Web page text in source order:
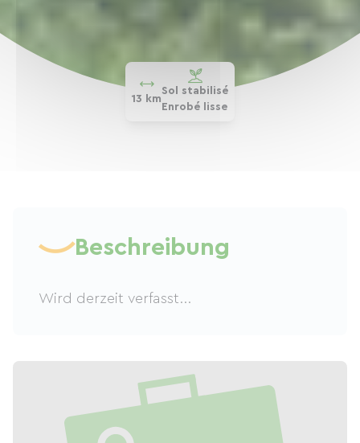
13 km
Sol stabilisé
Enrobé lisse
Beschreibung
Wird derzeit verfasst...